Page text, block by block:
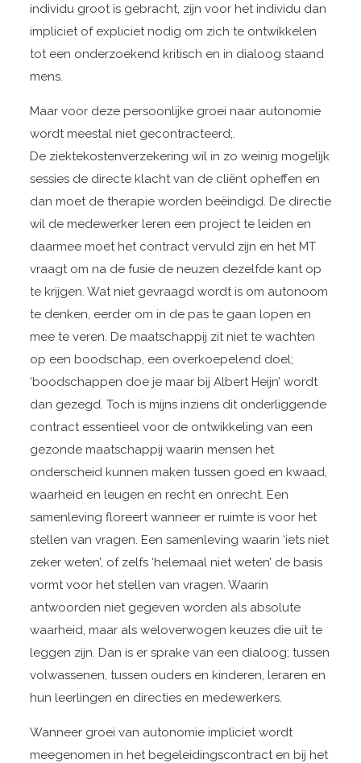
individu groot is gebracht, zijn voor het individu dan
impliciet of expliciet nodig om zich te ontwikkelen
tot een onderzoekend kritisch en in dialoog staand
mens.
Maar voor deze persoonlijke groei naar autonomie
wordt meestal niet gecontracteerd;.
De ziektekostenverzekering wil in zo weinig mogelijk
sessies de directe klacht van de cliënt opheffen en
dan moet de therapie worden beëindigd. De directie
wil de medewerker leren een project te leiden en
daarmee moet het contract vervuld zijn en het MT
vraagt om na de fusie de neuzen dezelfde kant op
te krijgen. Wat niet gevraagd wordt is om autonoom
te denken, eerder om in de pas te gaan lopen en
mee te veren. De maatschappij zit niet te wachten
op een boodschap, een overkoepelend doel;
‘boodschappen doe je maar bij Albert Heijn’ wordt
dan gezegd. Toch is mijns inziens dit onderliggende
contract essentieel voor de ontwikkeling van een
gezonde maatschappij waarin mensen het
onderscheid kunnen maken tussen goed en kwaad,
waarheid en leugen en recht en onrecht. Een
samenleving floreert wanneer er ruimte is voor het
stellen van vragen. Een samenleving waarin ‘iets niet
zeker weten’, of zelfs ‘helemaal niet weten’ de basis
vormt voor het stellen van vragen. Waarin
antwoorden niet gegeven worden als absolute
waarheid, maar als weloverwogen keuzes die uit te
leggen zijn. Dan is er sprake van een dialoog; tussen
volwassenen, tussen ouders en kinderen, leraren en
hun leerlingen en directies en medewerkers.
Wanneer groei van autonomie impliciet wordt
meegenomen in het begeleidingscontract en bij het